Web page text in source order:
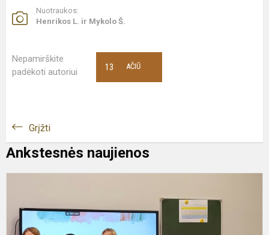
Nuotraukos:
Henrikos L. ir Mykolo Š.
Nepamirškite
padėkoti autoriui
AČIŪ
13
Grįžti
Ankstesnės naujienos